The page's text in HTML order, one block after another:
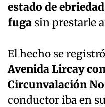
estado de ebriedad
fuga sin prestarle
El hecho se
Avenida Lircay
Circunvalación
conductor iba en